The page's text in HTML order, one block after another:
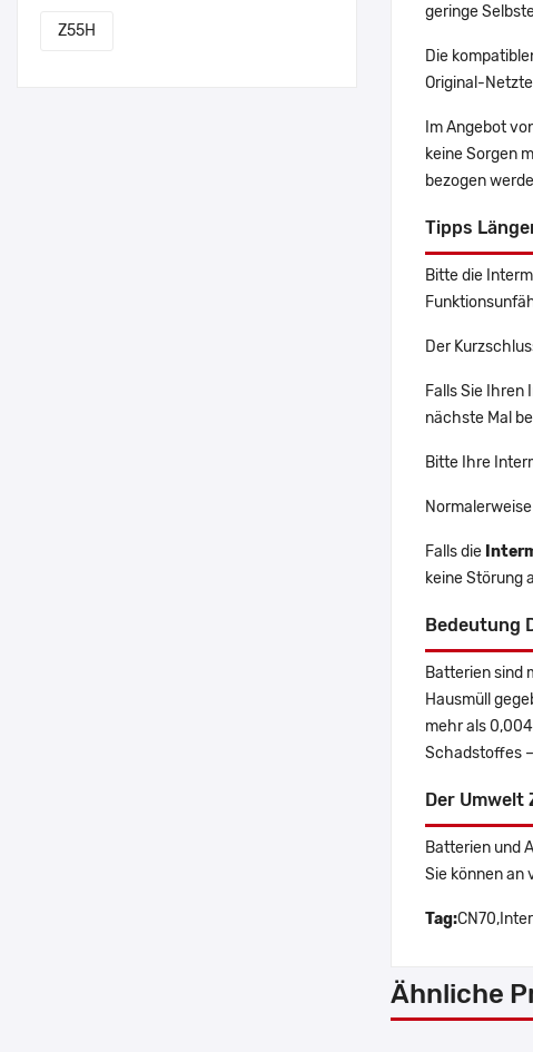
Z55H
geringe
Die
Original-
Im Angebot
keine Sorgen
bezogen
Tipps
Bitte die
Der
Falls Sie Ihren
nächste Mal
Bitte Ihre
Falls die
keine Störung
Bedeutung
Batterien sind
Hausmüll
mehr als
Schadstoffes
Der Umwelt
Batterien und
Sie können an
Tag:
Ähnliche